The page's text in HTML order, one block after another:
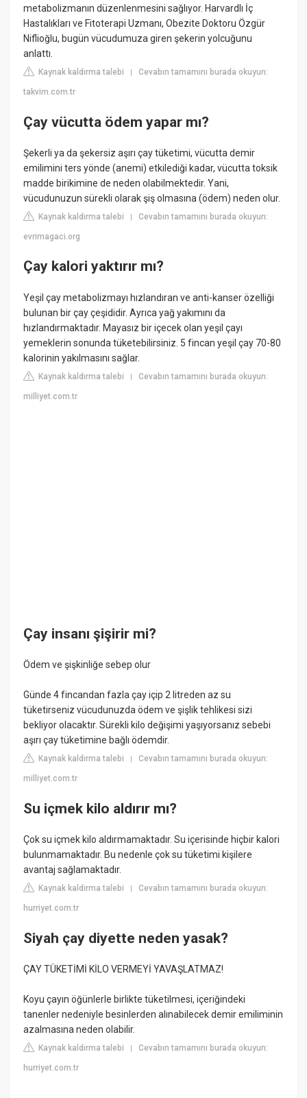
metabolizmanın düzenlenmesini sağlıyor. Harvardlı İç
Hastalıkları ve Fitoterapi Uzmanı, Obezite Doktoru Özgür
Niflioğlu, bugün vücudumuza giren şekerin yolcuğunu
anlattı.
Kaynak kaldırma talebi |Cevabın tamamını burada okuyun:
takvim.com.tr
Çay vücutta ödem yapar mı?
Şekerli ya da şekersiz aşırı çay tüketimi, vücutta demir
emilimini ters yönde (anemi) etkilediği kadar, vücutta toksik
madde birikimine de neden olabilmektedir. Yani,
vücudunuzun sürekli olarak şiş olmasına (ödem) neden olur.
Kaynak kaldırma talebi |Cevabın tamamını burada okuyun:
evrimagaci.org
Çay kalori yaktırır mı?
Yeşil çay metabolizmayı hızlandıran ve anti-kanser özelliği
bulunan bir çay çeşididir. Ayrıca yağ yakımını da
hızlandırmaktadır. Mayasız bir içecek olan yeşil çayı
yemeklerin sonunda tüketebilirsiniz. 5 fincan yeşil çay 70-80
kalorinin yakılmasını sağlar.
Kaynak kaldırma talebi |Cevabın tamamını burada okuyun:
milliyet.com.tr
Çay insanı şişirir mi?
Ödem ve şişkinliğe sebep olur
Günde 4 fincandan fazla çay içip 2 litreden az su
tüketirseniz vücudunuzda ödem ve şişlik tehlikesi sizi
bekliyor olacaktır. Sürekli kilo değişimi yaşıyorsanız sebebi
aşırı çay tüketimine bağlı ödemdir.
Kaynak kaldırma talebi |Cevabın tamamını burada okuyun:
milliyet.com.tr
Su içmek kilo aldırır mı?
Çok su içmek kilo aldırmamaktadır. Su içerisinde hiçbir kalori
bulunmamaktadır. Bu nedenle çok su tüketimi kişilere
avantaj sağlamaktadır.
Kaynak kaldırma talebi |Cevabın tamamını burada okuyun:
hurriyet.com.tr
Siyah çay diyette neden yasak?
ÇAY TÜKETİMİ KİLO VERMEYİ YAVAŞLATMAZ!
Koyu çayın öğünlerle birlikte tüketilmesi, içeriğindeki
tanenler nedeniyle besinlerden alınabilecek demir emiliminin
azalmasına neden olabilir.
Kaynak kaldırma talebi |Cevabın tamamını burada okuyun:
hurriyet.com.tr